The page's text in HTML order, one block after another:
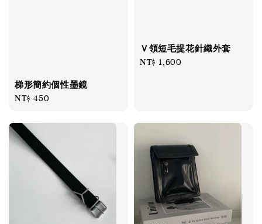
梯形簡約個性墨鏡
Regular
NT$ 450
Ｖ領短毛提花針織外套
Regular
NT$ 1,600